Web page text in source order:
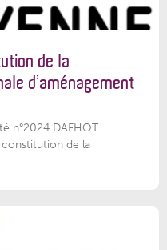
de la
d’aménagement
n°2024 DAFHOT
de la